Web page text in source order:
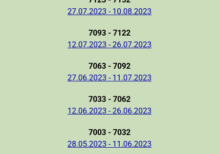
27.07.2023 - 10.08.2023
7093 - 7122
12.07.2023 - 26.07.2023
7063 - 7092
27.06.2023 - 11.07.2023
7033 - 7062
12.06.2023 - 26.06.2023
7003 - 7032
28.05.2023 - 11.06.2023